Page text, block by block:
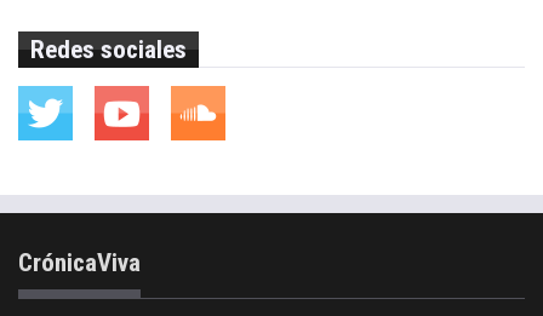
Redes sociales
CrónicaViva